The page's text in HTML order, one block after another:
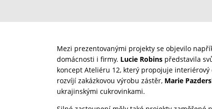
Mezi prezentovanými projekty se objevilo
domácnosti i firmy. Lucie Robins představila
koncept Ateliéru 12, který propojuje
rozvíjí zakázkovou výrobu zástěr, Marie
ukrajinskými cukrovinkami.